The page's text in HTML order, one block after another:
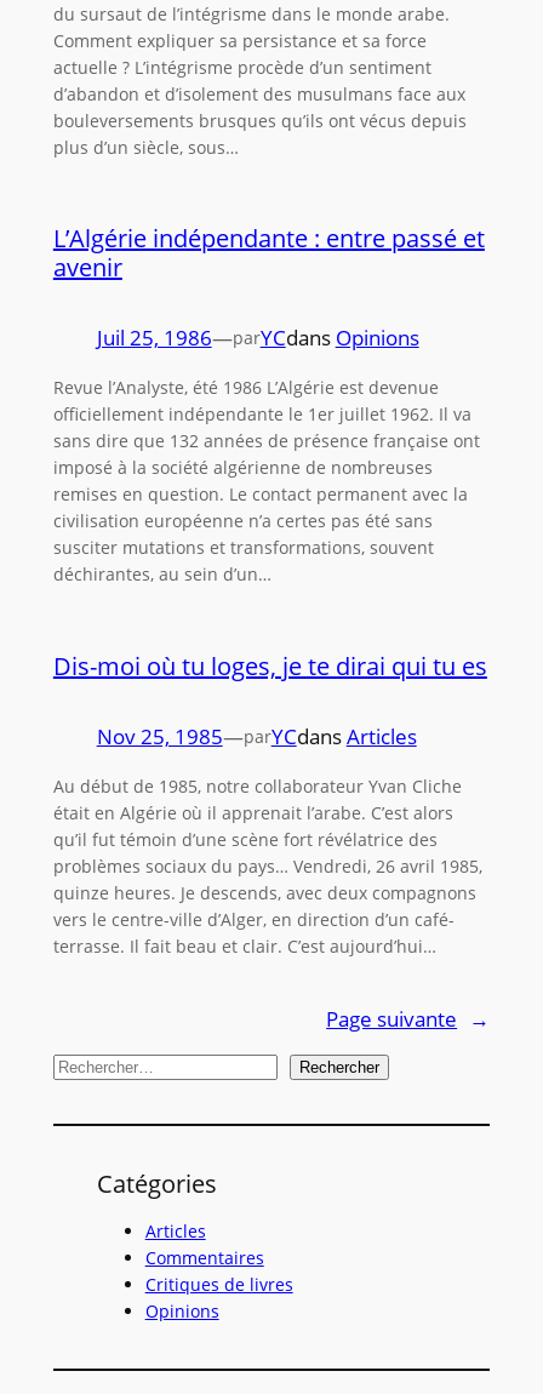
du sursaut de l’intégrisme dans le monde arabe.
Comment expliquer sa persistance et sa force
actuelle ? L’intégrisme procède d’un sentiment
d’abandon et d’isolement des musulmans face aux
bouleversements brusques qu’ils ont vécus depuis
plus d’un siècle, sous…
L’Algérie indépendante : entre passé et
avenir
Juil 25, 1986—parYCdans Opinions
Revue l’Analyste, été 1986 L’Algérie est devenue
officiellement indépendante le 1er juillet 1962. Il va
sans dire que 132 années de présence française ont
imposé à la société algérienne de nombreuses
remises en question. Le contact permanent avec la
civilisation européenne n’a certes pas été sans
susciter mutations et transformations, souvent
déchirantes, au sein d’un…
Dis-moi où tu loges, je te dirai qui tu es
Nov 25, 1985—parYCdansArticles
Au début de 1985, notre collaborateur Yvan Cliche
était en Algérie où il apprenait l’arabe. C’est alors
qu’il fut témoin d’une scène fort révélatrice des
problèmes sociaux du pays… Vendredi, 26 avril 1985,
quinze heures. Je descends, avec deux compagnons
vers le centre-ville d’Alger, en direction d’un café-
terrasse. Il fait beau et clair. C’est aujourd’hui…
Page suivante
→
R
c
Rechercher
Catégories
Articles
Commentaires
Critiques de livres
Opinions